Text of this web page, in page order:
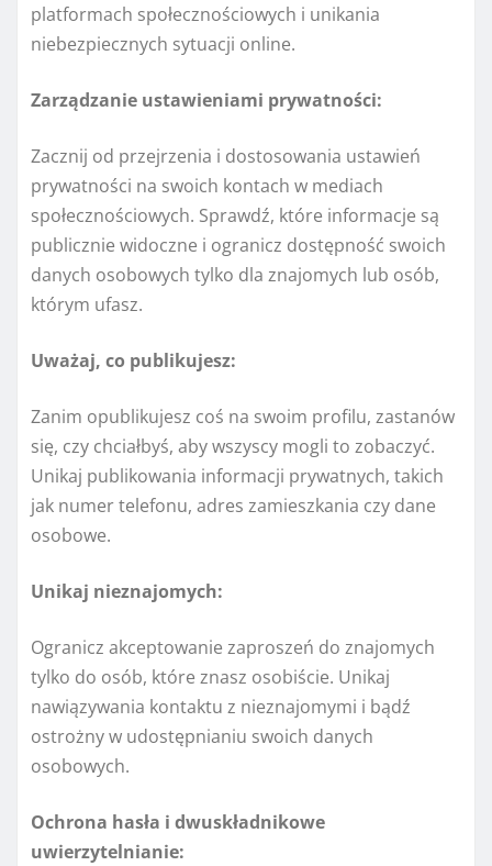
platformach społecznościowych i unikania
niebezpiecznych sytuacji online.
Zarządzanie ustawieniami prywatności:
Zacznij od przejrzenia i dostosowania ustawień
prywatności na swoich kontach w mediach
społecznościowych. Sprawdź, które informacje są
publicznie widoczne i ogranicz dostępność swoich
danych osobowych tylko dla znajomych lub osób,
którym ufasz.
Uważaj, co publikujesz:
Zanim opublikujesz coś na swoim profilu, zastanów
się, czy chciałbyś, aby wszyscy mogli to zobaczyć.
Unikaj publikowania informacji prywatnych, takich
jak numer telefonu, adres zamieszkania czy dane
osobowe.
Unikaj nieznajomych:
Ogranicz akceptowanie zaproszeń do znajomych
tylko do osób, które znasz osobiście. Unikaj
nawiązywania kontaktu z nieznajomymi i bądź
ostrożny w udostępnianiu swoich danych
osobowych.
Ochrona hasła i dwuskładnikowe
uwierzytelnianie: